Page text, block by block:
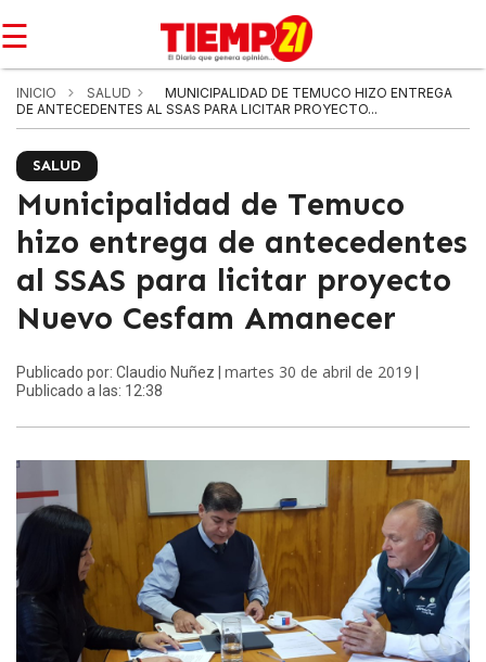
☰
INICIO SALUD
MUNICIPALIDAD DE TEMUCO HIZO ENTREGA
DE ANTECEDENTES AL SSAS PARA LICITAR PROYECTO...
SALUD
Municipalidad de Temuco
hizo entrega de antecedentes
al SSAS para licitar proyecto
Nuevo Cesfam Amanecer
Publicado por: Claudio Nuñez | martes 30 de abril de 2019
Publicado a las: 12:38